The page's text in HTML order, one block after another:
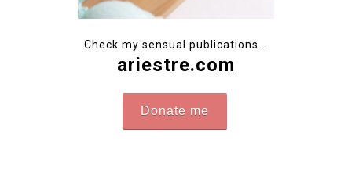
Check my sensual publications...
ariestre.com
Donate me